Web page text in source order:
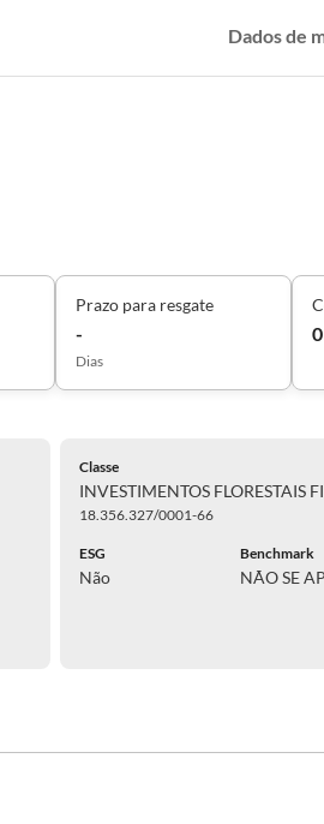
Dados de
Prazo para resgate
-
Dias
0
Classe
INVESTIMENTOS FLORESTAIS
18.356.327/0001-66
ESG
Não
Benchmark
NÃO SE